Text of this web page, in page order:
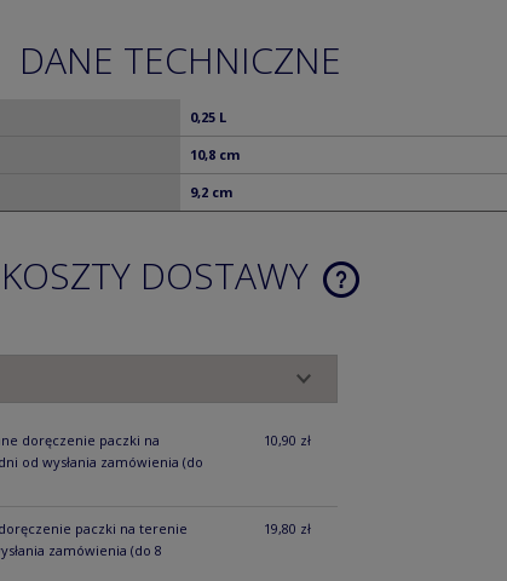
DANE TECHNICZNE
0,25 L
10,8 cm
9,2 cm
KOSZTY DOSTAWY
doręczenie paczki na
od wysłania zamówienia (do
10,90 zł
paczki na terenie
zamówienia (do 8
19,80 zł